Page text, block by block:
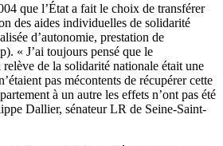
que l’État a fait le choix de transférer
des aides individuelles de solidarité
d’autonomie, prestation de
« J’ai toujours pensé que le
de la solidarité nationale était une
pas mécontents de récupérer cette
à un autre les effets n’ont pas été
Dallier, sénateur LR de Seine-Saint-